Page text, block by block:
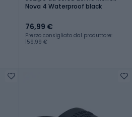
Nova 4 Waterproof black
76,99 €
Prezzo consigliato dal produttore:
159,99 €